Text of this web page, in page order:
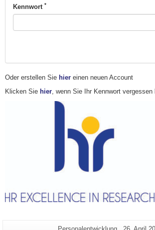
Kennwort *
Oder erstellen Sie hier einen neuen Account
Klicken Sie hier , wenn Sie Ihr Kennwort vergessen
Zusätzliche
Seiten- Letzte